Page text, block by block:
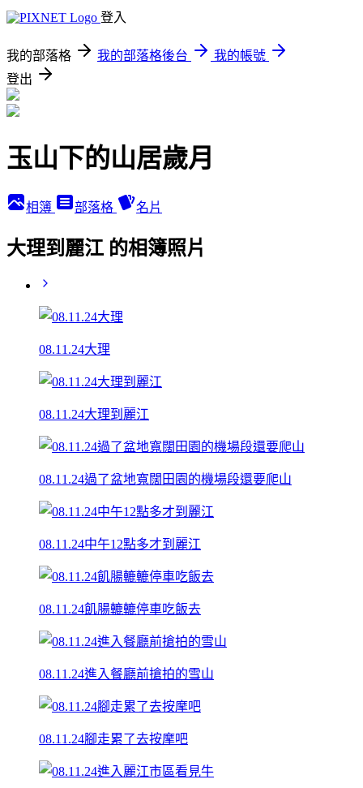
登入
我的部落格 我的部落格後台
我的帳號
登出
玉山下的山居歲月
相簿 部落格 名片
大理到麗江 的相簿照片
08.11.24大理
08.11.24大理到麗江
08.11.24過了盆地寬闊田園的機場段還要爬山
08.11.24中午12點多才到麗江
08.11.24飢腸轆轆停車吃飯去
08.11.24進入餐廳前搶拍的雪山
08.11.24腳走累了去按摩吧